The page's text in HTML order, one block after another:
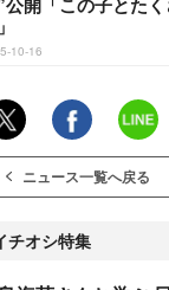
10-16
ニュース一覧へ戻る
チオシ特集